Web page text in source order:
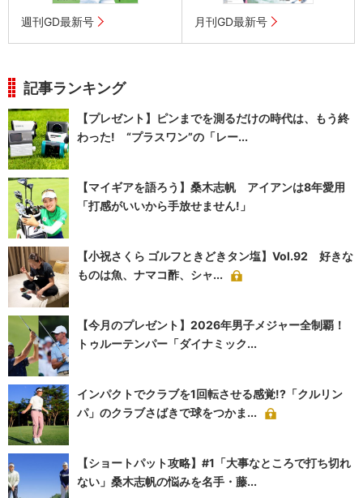
週刊GD最新号 月刊GD最新号
記事ランキング
【プレゼント】ピンまでを測るだけの時代は、もう終
わった! “プラスワン”の「レー...
【マイギアを語ろう】桑木志帆 アイアンは8年愛用
「打感がいいから手放せません!」
【小祝さくら ゴルフときどきタン塩】Vol.92 好きな
ものは魚、ナマコ酢、シャ...
【今月のプレゼント】2026年男子メジャー全制覇！
トゥルーテンパー「ダイナミック...
インパクトでクラブを1回転させる感覚!?「クルリン
パ」のクラブさばきで球をつかま...
【ショートパット攻略】#1「大事なところで打ち切れ
ない」桑木志帆の悩みを名手・藤...